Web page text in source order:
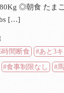
◎朝食 たま
[…]
時間断食 あと3
食事制限なし